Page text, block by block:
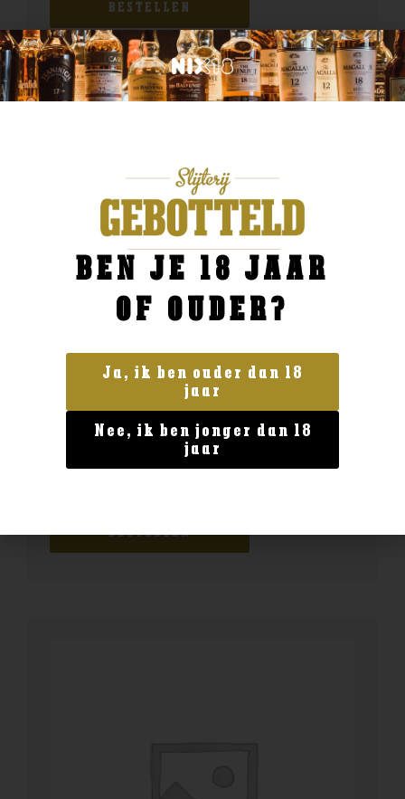
BESTELLEN
Geen categorie
BENEDICTINE D.O.M. 0.7
BESTELLEN
BEN JE 18 JAAR
OF OUDER?
Ja, ik ben ouder dan 18
jaar
Nee, ik ben jonger dan 18
jaar